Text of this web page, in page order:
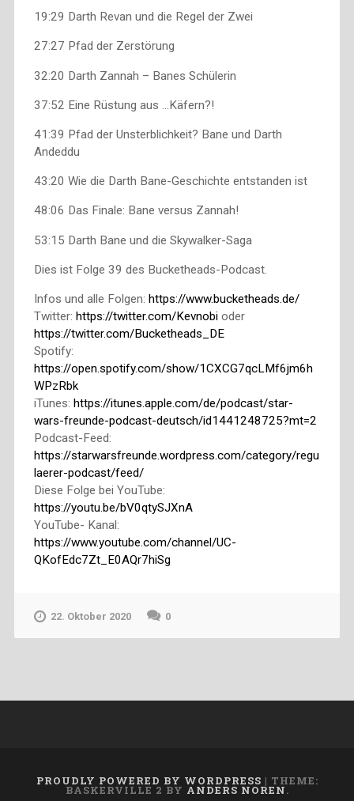
19:29 Darth Revan und die Regel der Zwei
27:27 Pfad der Zerstörung
32:20 Darth Zannah – Banes Schülerin
37:52 Eine Rüstung aus …Käfern?!
41:39 Pfad der Unsterblichkeit? Bane und Darth
Andeddu
43:20 Wie die Darth Bane-Geschichte entstanden ist
48:06 Das Finale: Bane versus Zannah!
53:15 Darth Bane und die Skywalker-Saga
Dies ist Folge 39 des Bucketheads-Podcast.
Infos und alle Folgen: https://www.bucketheads.de/
Twitter: https://twitter.com/Kevnobioder
https://twitter.com/Bucketheads_DE
Spotify:
https://open.spotify.com/show/1CXCG7qcLMf6jm6h
WPzRbk
iTunes: https://itunes.apple.com/de/podcast/star-
wars-freunde-podcast-deutsch/id1441248725?mt=2
Podcast-Feed:
https://starwarsfreunde.wordpress.com/category/regu
laerer-podcast/feed/
Diese Folge bei YouTube:
https://youtu.be/bV0qtySJXnA
YouTube- Kanal:
https://www.youtube.com/channel/UC-
QKofEdc7Zt_E0AQr7hiSg
22. Oktober 2020 0
PROUDLY POWERED BY WORDPRESS | THEME:
BASKERVILLE 2 BY ANDERS NOREN.